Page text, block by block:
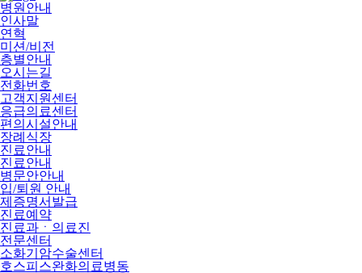
병원안내
인사말
연혁
미션/비전
층별안내
오시는길
전화번호
고객지원센터
응급의료센터
편의시설안내
장례식장
진료안내
진료안내
병문안안내
입/퇴원 안내
제증명서발급
진료예약
진료과ㆍ의료진
전문센터
소화기암수술센터
호스피스완화의료병동